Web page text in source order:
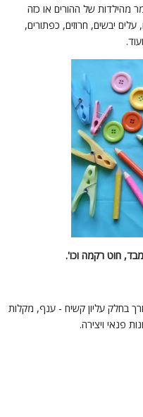
של ההורים או כזה
יבשים, חרוזים, כפתורים,
חוט רקמה וכו'.
בחלק עליון קשיח - ענף, מקלות
ויצירה.